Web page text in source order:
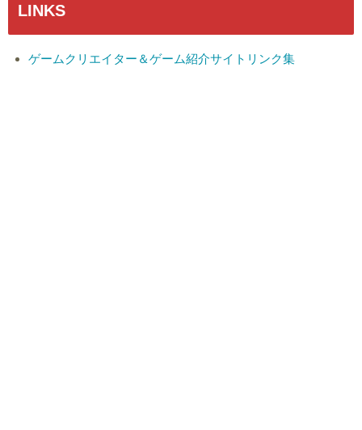
LINKS
ゲームクリエイター＆ゲーム紹介サイトリンク集